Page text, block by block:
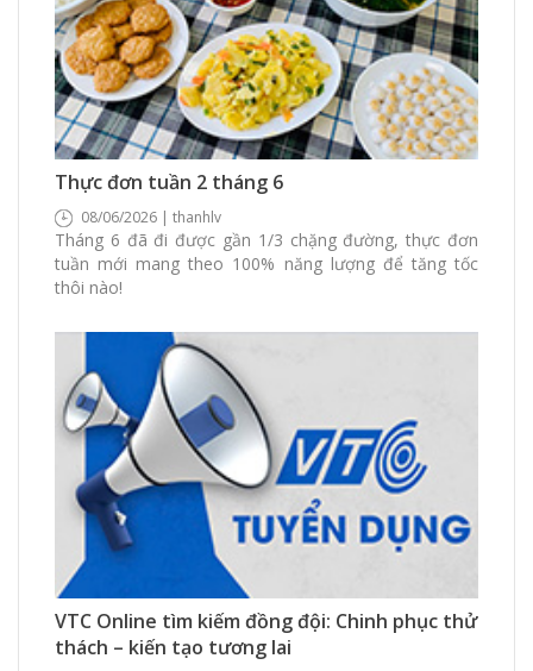
Thực đơn tuần 2 tháng 6
08/06/2026 | thanhlv
Tháng 6 đã đi được gần 1/3 chặng đường, thực đơn
tuần mới mang theo 100% năng lượng để tăng tốc
thôi nào!
VTC Online tìm kiếm đồng đội: Chinh phục thử
thách – kiến tạo tương lai